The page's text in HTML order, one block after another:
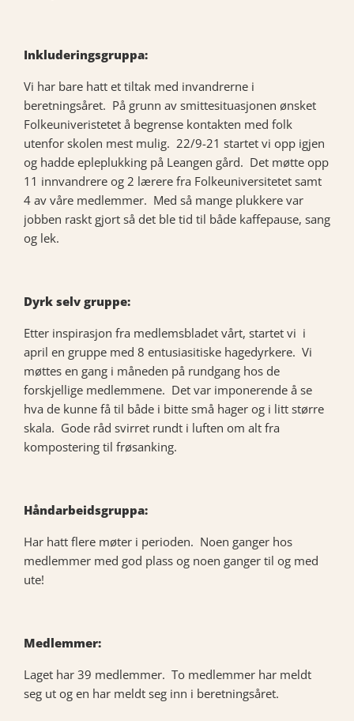
Inkluderingsgruppa:
Vi har bare hatt et tiltak med invandrerne i
beretningsåret. På grunn av smittesituasjonen ønsket
Folkeuniveristetet å begrense kontakten med folk
utenfor skolen mest mulig. 22/9-21 startet vi opp igjen
og hadde epleplukking på Leangen gård. Det møtte opp
11 innvandrere og 2 lærere fra Folkeuniversitetet samt
4 av våre medlemmer. Med så mange plukkere var
jobben raskt gjort så det ble tid til både kaffepause, sang
og lek.
Dyrk selv gruppe:
Etter inspirasjon fra medlemsbladet vårt, startet vi i
april en gruppe med 8 entusiasitiske hagedyrkere. Vi
møttes en gang i måneden på rundgang hos de
forskjellige medlemmene. Det var imponerende å se
hva de kunne få til både i bitte små hager og i litt større
skala. Gode råd svirret rundt i luften om alt fra
kompostering til frøsanking.
Håndarbeidsgruppa:
Har hatt flere møter i perioden. Noen ganger hos
medlemmer med god plass og noen ganger til og med
ute!
Medlemmer:
Laget har 39 medlemmer. To medlemmer har meldt
seg ut og en har meldt seg inn i beretningsåret.